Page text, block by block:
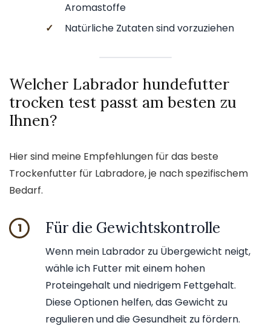
Aromastoffe
✓
Natürliche Zutaten sind vorzuziehen
Welcher Labrador hundefutter
trocken test passt am besten zu
Ihnen?
Hier sind meine Empfehlungen für das beste
Trockenfutter für Labradore, je nach spezifischem
Bedarf.
1 Für die Gewichtskontrolle
Wenn mein Labrador zu Übergewicht neigt,
wähle ich Futter mit einem hohen
Proteingehalt und niedrigem Fettgehalt.
Diese Optionen helfen, das Gewicht zu
regulieren und die Gesundheit zu fördern.